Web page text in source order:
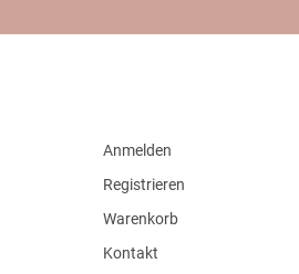
Anmelden
Registrieren
Warenkorb
Kontakt